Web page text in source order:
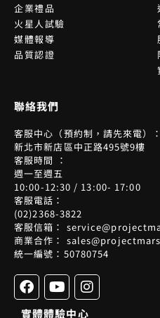
企業禮品
火星人試驗
媒體報導
品質認證
聯絡我們
客服中心（預約制，請先來電）：
新北市新店區中正路495號9樓
客服時間 ：
週一至週五
10:00-12:30 / 13:00- 17:00
客服電話：
(02)2368-3822
客服信箱：
商業合作：
統一編號：50780754
F
a
c
Y
o
u
I
n
s
實體體驗中心